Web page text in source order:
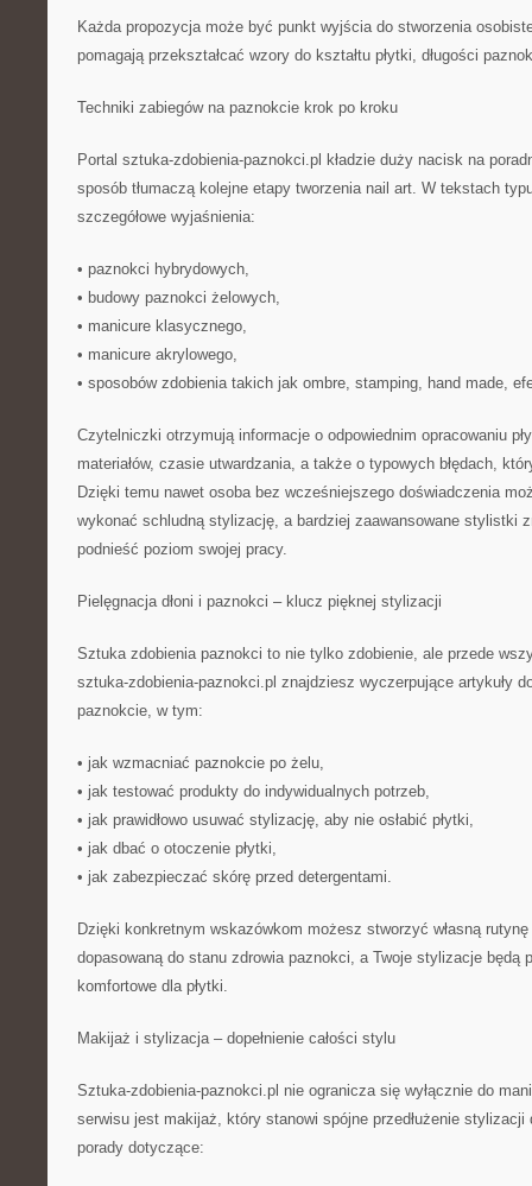
Każda propozycja może być punkt wyjścia do stworzenia
pomagają przekształcać wzory do kształtu płytki, długości
Techniki zabiegów na paznokcie krok po kroku
Portal sztuka-zdobienia-paznokci.pl kładzie duży nacisk na
sposób tłumaczą kolejne etapy tworzenia nail art. W tekstach
szczegółowe wyjaśnienia:
• paznokci hybrydowych,
• budowy paznokci żelowych,
• manicure klasycznego,
• manicure akrylowego,
• sposobów zdobienia takich jak ombre, stamping, hand made,
Czytelniczki otrzymują informacje o odpowiednim opracowaniu
materiałów, czasie utwardzania, a także o typowych błędach,
Dzięki temu nawet osoba bez wcześniejszego doświadczenia
wykonać schludną stylizację, a bardziej zaawansowane stylistki
podnieść poziom swojej pracy.
Pielęgnacja dłoni i paznokci – klucz pięknej stylizacji
Sztuka zdobienia paznokci to nie tylko zdobienie, ale przede
sztuka-zdobienia-paznokci.pl znajdziesz wyczerpujące artykuły
paznokcie, w tym:
• jak wzmacniać paznokcie po żelu,
• jak testować produkty do indywidualnych potrzeb,
• jak prawidłowo usuwać stylizację, aby nie osłabić płytki,
• jak dbać o otoczenie płytki,
• jak zabezpieczać skórę przed detergentami.
Dzięki konkretnym wskazówkom możesz stworzyć własną
dopasowaną do stanu zdrowia paznokci, a Twoje stylizacje będą
komfortowe dla płytki.
Makijaż i stylizacja – dopełnienie całości stylu
Sztuka-zdobienia-paznokci.pl nie ogranicza się wyłącznie do
serwisu jest makijaż, który stanowi spójne przedłużenie stylizacji
porady dotyczące: